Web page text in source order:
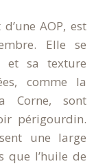
AOP, est
Elle se
et sa texture
comme la
Corne, sont
périgourdin.
une large
que l’huile de